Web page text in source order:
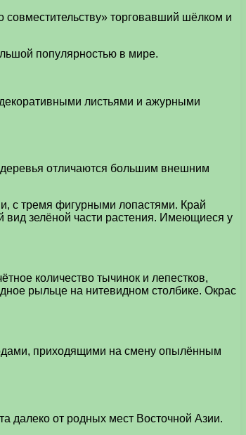
торговавший шёлком и
популярностью в мире.
листьями и ажурными
отличаются большим внешним
с тремя фигурными лопастями. Край
зелёной части растения. Имеющиеся у
количество тычинок и лепестков,
рыльце на нитевидном столбике. Окрас
приходящими на смену опылённым
далеко от родных мест Восточной Азии.